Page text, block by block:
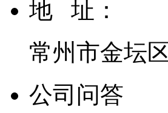
地 址：
常州市金坛
公司问答